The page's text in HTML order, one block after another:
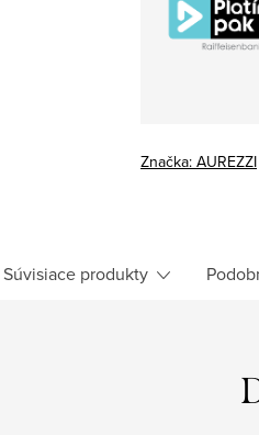
Značka: AUREZZI
Súvisiace produkty